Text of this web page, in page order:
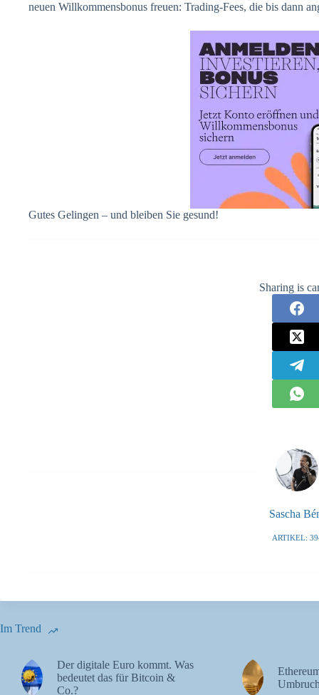
neuen Willkommensbonus freuen: Trading-Fees, die bis dann
Gutes Gelingen – und bleiben Sie gesund!
Sharing is
Sascha
ARTIKEL:
Im Trend
Der digitale Euro kommt. Was
bedeutet das für Bitcoin &
Co.?